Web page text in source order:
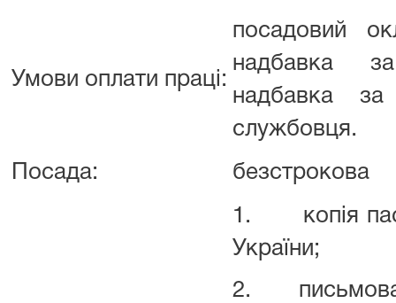
Умови оплати праці:
посадовий
надбавка
надбавка
службовця.
Посада: безстрокова
1. копія
України;
2. письмова